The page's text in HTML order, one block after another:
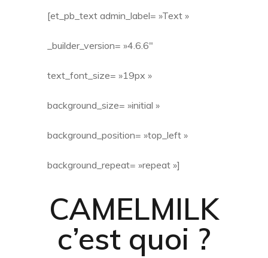
[et_pb_text admin_label= »Text »
_builder_version= »4.6.6″
text_font_size= »19px »
background_size= »initial »
background_position= »top_left »
background_repeat= »repeat »]
CAMELMILK
c’est quoi ?